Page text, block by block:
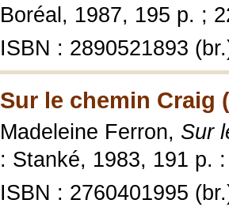
Boréal, 1987, 195 p. ;
ISBN : 2890521893
Sur le chemin Craig
Madeleine Ferron, Sur
: Stanké, 1983, 191 p.
ISBN : 2760401995